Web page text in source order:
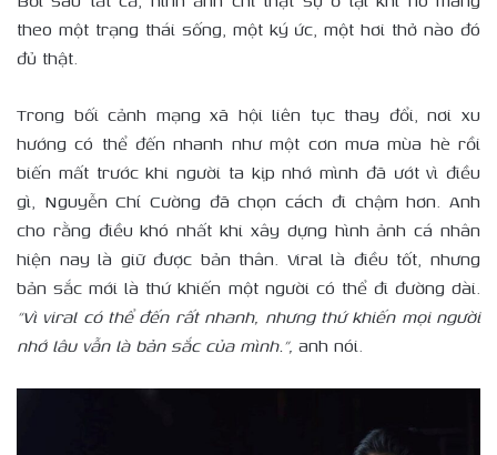
theo một trạng thái sống, một ký ức, một hơi thở nào đó
đủ thật.
Trong bối cảnh mạng xã hội liên tục thay đổi, nơi xu
hướng có thể đến nhanh như một cơn mưa mùa hè rồi
biến mất trước khi người ta kịp nhớ mình đã ướt vì điều
gì, Nguyễn Chí Cường đã chọn cách đi chậm hơn. Anh
cho rằng điều khó nhất khi xây dựng hình ảnh cá nhân
hiện nay là giữ được bản thân. Viral là điều tốt, nhưng
bản sắc mới là thứ khiến một người có thể đi đường dài.
“Vì viral có thể đến rất nhanh, nhưng thứ khiến mọi người
nhớ lâu vẫn là bản sắc của mình.”, anh nói.